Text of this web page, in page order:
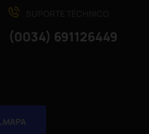
(0034) 691126449
MAPA